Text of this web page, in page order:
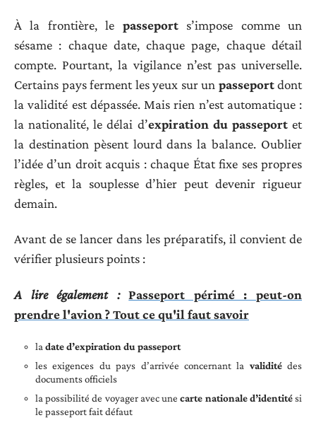
À la frontière, le passeports’impose comme un
sésame : chaque date, chaque page, chaque détail
compte. Pourtant, la vigilance n’est pas universelle.
Certains pays ferment les yeux sur un passeportdont
la validité est dépassée. Mais rien n’est automatique :
la nationalité, le délai d’expiration du passeportet
la destination pèsent lourd dans la balance. Oublier
l’idée d’un droit acquis : chaque État fixe ses propres
règles, et la souplesse d’hier peut devenir rigueur
demain.
Avant de se lancer dans les préparatifs, il convient de
vérifier plusieurs points :
A lire également : Passeport périmé : peut-on
prendre l'avion ? Tout ce qu'il faut savoir
ladate d’expiration du passeport
les exigences du pays d’arrivée concernant la validitédes
documents officiels
la possibilité de voyager avec unecarte nationale d’identitési
le passeport fait défaut